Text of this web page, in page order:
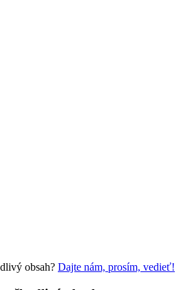
obsah? Dajte nám, prosím, vedieť!